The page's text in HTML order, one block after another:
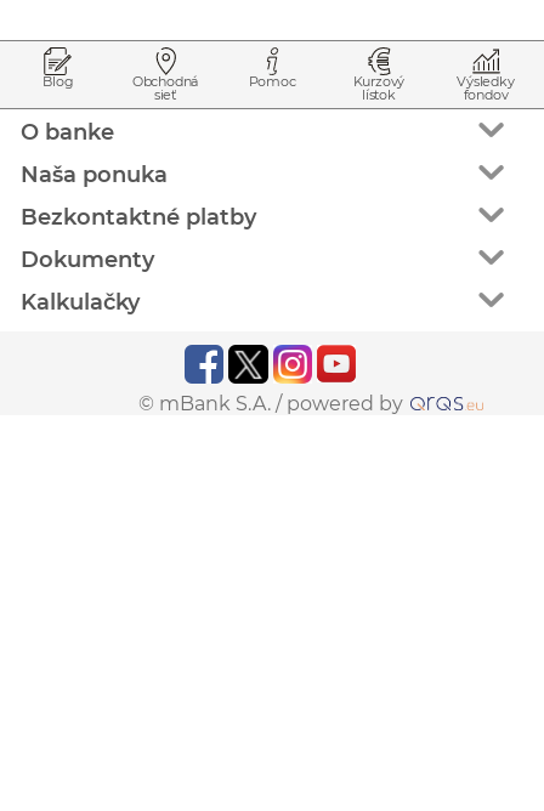
Blog Obchodná
sieť
Pomoc Kurzový
lístok
Výsledky
fondov
O banke
Naša ponuka
Bezkontaktné platby
Dokumenty
Kalkulačky
© mBank S.A. / powered by